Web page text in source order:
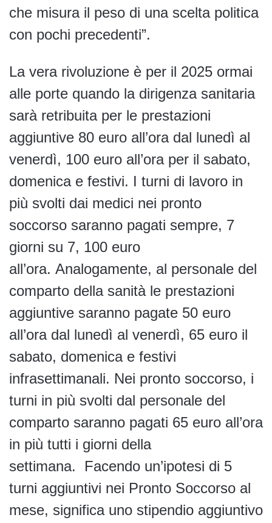
che misura il peso di una scelta politica
con pochi precedenti”.
La vera rivoluzione è per il 2025 ormai
alle porte quando la dirigenza sanitaria
sarà retribuita per le prestazioni
aggiuntive 80 euro all’ora dal lunedì al
venerdì, 100 euro all’ora per il sabato,
domenica e festivi. I turni di lavoro in
più svolti dai medici nei pronto
soccorso saranno pagati sempre, 7
giorni su 7, 100 euro
all’ora. Analogamente, al personale del
comparto della sanità le prestazioni
aggiuntive saranno pagate 50 euro
all’ora dal lunedì al venerdì, 65 euro il
sabato, domenica e festivi
infrasettimanali. Nei pronto soccorso, i
turni in più svolti dal personale del
comparto saranno pagati 65 euro all’ora
in più tutti i giorni della
settimana. Facendo un’ipotesi di 5
turni aggiuntivi nei Pronto Soccorso al
mese, significa uno stipendio aggiuntivo